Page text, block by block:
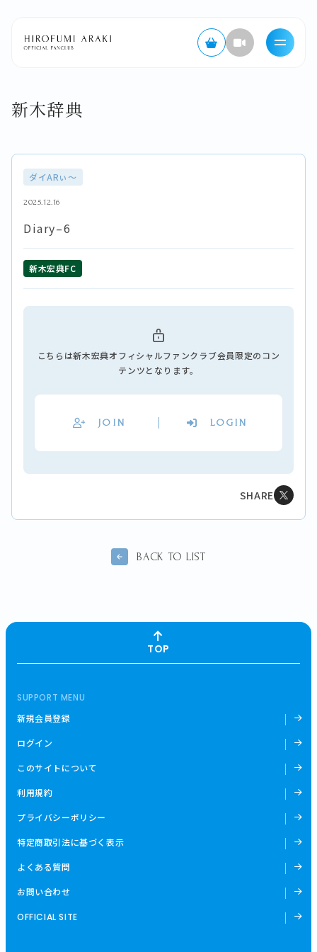
新木辞典
ダイARぃ〜
2025.12.16
Diary–6
新木宏典FC
こちらは新木宏典オフィシャルファンクラブ会員限定のコン
テンツとなります。
JOIN LOGIN
SHARE
BACK TO LIST
TOP
SUPPORT MENU
新規会員登録
ログイン
このサイトについて
利用規約
プライバシーポリシー
特定商取引法に基づく表示
よくある質問
お問い合わせ
OFFICIAL SITE